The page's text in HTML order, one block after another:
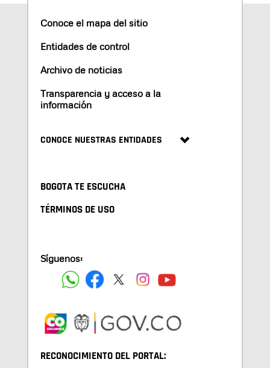
Conoce el mapa del sitio
Entidades de control
Archivo de noticias
Transparencia y acceso a la
información
CONOCE NUESTRAS ENTIDADES
BOGOTA TE ESCUCHA
TÉRMINOS DE USO
Síguenos:
RECONOCIMIENTO DEL PORTAL: